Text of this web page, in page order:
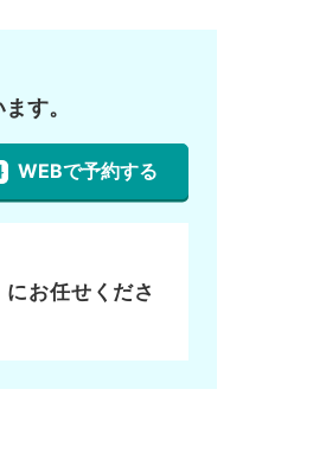
す。
WEBで予約する
にお任せくださ